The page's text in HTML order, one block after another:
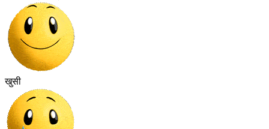
खुसी